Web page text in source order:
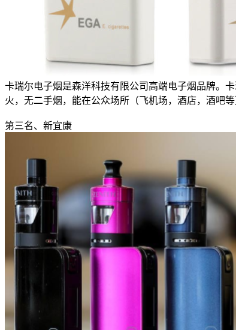
卡瑞尔电子烟是森洋科技有限公司高端电子烟品牌。
火，无二手烟，能在公众场所（飞机场，酒店，酒吧等
第三名、新宜康